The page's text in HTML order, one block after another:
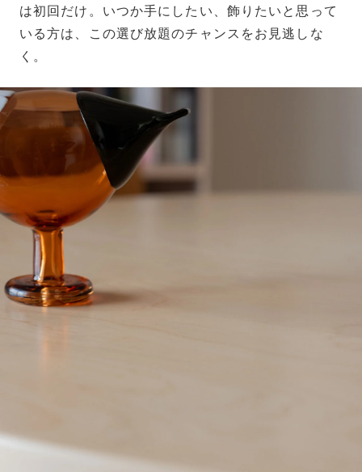
は初回だけ。いつか手にしたい、飾りたいと思って
いる方は、この選び放題のチャンスをお見逃しな
く。